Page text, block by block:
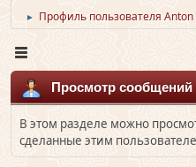
► Профиль пользователя Anton
Просмотр сообщений
В этом разделе можно
сделанные этим